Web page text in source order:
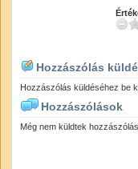
Hozzászólás
Hozzászólás küldéséhez be
Hozzászólások
Még nem küldtek